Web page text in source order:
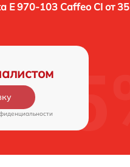
Е 970-103 Caffeo CI от 35